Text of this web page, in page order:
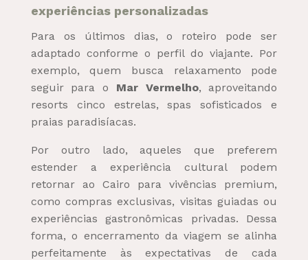
experiências personalizadas
Para os últimos dias, o roteiro pode ser
adaptado conforme o perfil do viajante. Por
exemplo, quem busca relaxamento pode
seguir para o Mar Vermelho, aproveitando
resorts cinco estrelas, spas sofisticados e
praias paradisíacas.
Por outro lado, aqueles que preferem
estender a experiência cultural podem
retornar ao Cairo para vivências premium,
como compras exclusivas, visitas guiadas ou
experiências gastronômicas privadas. Dessa
forma, o encerramento da viagem se alinha
perfeitamente às expectativas de cada